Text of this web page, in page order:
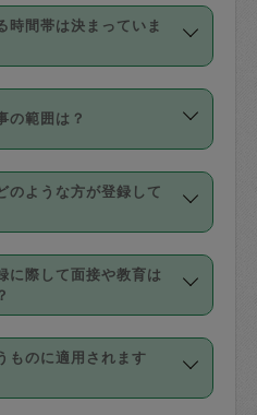
リペイドカード（Vプ
など）は支払にはご利
も対応していませ
の交通費も、依頼料
てお支払いとなりま
ます。
は設けていない代わ
たキャンセルは有償
合は３回以上のキャ
円、隔週定期の場合
セルが有償（1200
は別途発生し、依頼
せてお支払いとなり
は「依頼の詳細」に
時間帯は決まっていま
ます。いずれも１回あ
２時
６時
１時
後変更することが可
、個別にタスカジさ
り調整してくださ
を越えての調整はで
の範囲は？
濯、買い物、料理、
カジさんによってで
なりますので、依頼
んのプロフィールで
作業や危険作業、屋
です。
のような方が登録して
事経験をお持ちの
といった資格者で保
レストランで料理関
れていた方、日本で
ーや英語の先生とし
フィリピン出身の
に際して面接や教育は
務局との面接と説明
の後、身分証明書の
だいています。外国
ものに適用されます